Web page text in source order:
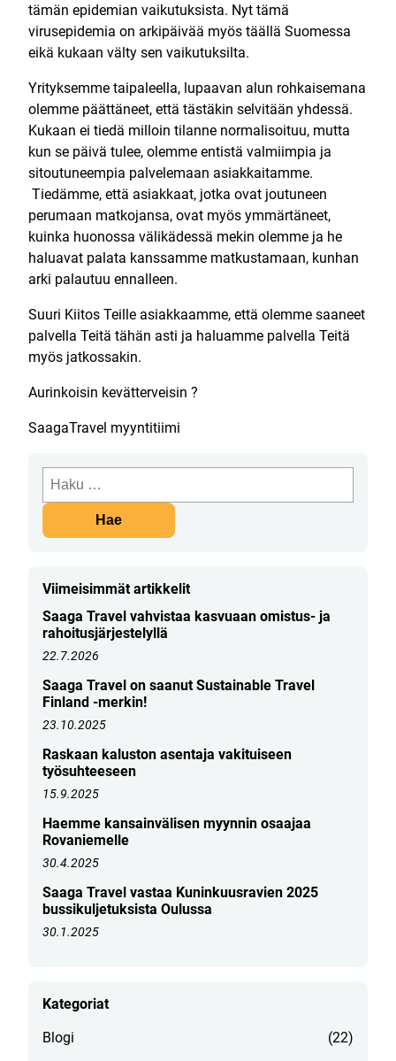
tämän epidemian vaikutuksista. Nyt tämä
virusepidemia on arkipäivää myös täällä Suomessa
eikä kukaan välty sen vaikutuksilta.
Yrityksemme taipaleella, lupaavan alun rohkaisemana
olemme päättäneet, että tästäkin selvitään yhdessä.
Kukaan ei tiedä milloin tilanne normalisoituu, mutta
kun se päivä tulee, olemme entistä valmiimpia ja
sitoutuneempia palvelemaan asiakkaitamme.
Tiedämme, että asiakkaat, jotka ovat joutuneen
perumaan matkojansa, ovat myös ymmärtäneet,
kuinka huonossa välikädessä mekin olemme ja he
haluavat palata kanssamme matkustamaan, kunhan
arki palautuu ennalleen.
Suuri Kiitos Teille asiakkaamme, että olemme saaneet
palvella Teitä tähän asti ja haluamme palvella Teitä
myös jatkossakin.
Aurinkoisin kevätterveisin ?
SaagaTravel myyntitiimi
Haku:
Viimeisimmät artikkelit
Saaga Travel vahvistaa kasvuaan omistus- ja
rahoitusjärjestelyllä
22.7.2026
Saaga Travel on saanut Sustainable Travel
Finland -merkin!
23.10.2025
Raskaan kaluston asentaja vakituiseen
työsuhteeseen
15.9.2025
Haemme kansainvälisen myynnin osaajaa
Rovaniemelle
30.4.2025
Saaga Travel vastaa Kuninkuusravien 2025
bussikuljetuksista Oulussa
30.1.2025
Kategoriat
Blogi
(22)